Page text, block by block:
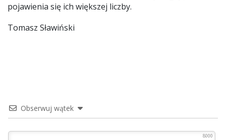
pojawienia się ich większej liczby.
Tomasz Sławiński
Obserwuj wątek
8000